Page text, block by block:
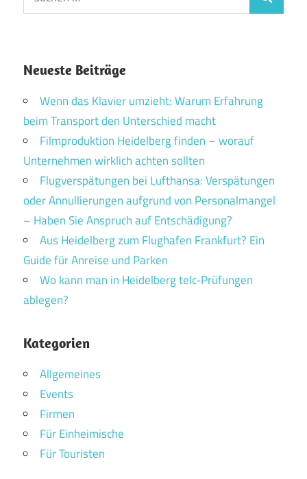
nach:
Suchen
Neueste Beiträge
Wenn das Klavier umzieht: Warum Erfahrung
beim Transport den Unterschied macht
Filmproduktion Heidelberg finden – worauf
Unternehmen wirklich achten sollten
Flugverspätungen bei Lufthansa: Verspätungen
oder Annullierungen aufgrund von Personalmangel
– Haben Sie Anspruch auf Entschädigung?
Aus Heidelberg zum Flughafen Frankfurt? Ein
Guide für Anreise und Parken
Wo kann man in Heidelberg telc-Prüfungen
ablegen?
Kategorien
Allgemeines
Events
Firmen
Für Einheimische
Für Touristen